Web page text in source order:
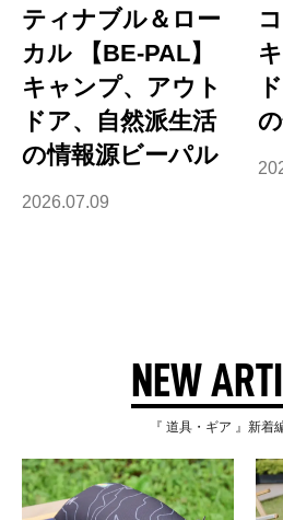
ティナブル＆ロー
カル 【BE-PAL】
キャンプ、アウト
ドア、自然派生活
の情報源ビーパル
2026.07.09
NEW
『 道具・ギア 』新着